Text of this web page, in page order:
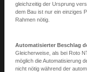
gleichzeitig der Ursprung
dem Bau ist nur ein einziges
Rahmen nötig.
Automatisierter Beschlag
Gleicherweise, als bei Roto
möglich die Automatisierung
nicht nötig während der